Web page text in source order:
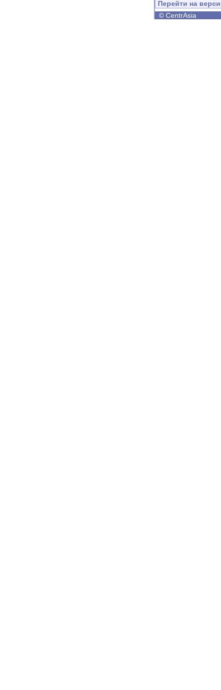
Перейти на
© CentrAsia